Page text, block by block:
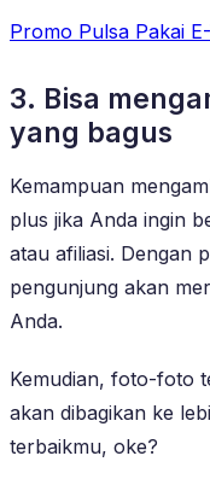
Promo Pulsa Pakai
3. Bisa
yang bagus
Kemampuan
plus jika Anda ingin
atau afiliasi. Dengan
pengunjung akan
Anda.
Kemudian, foto-foto
akan dibagikan ke
terbaikmu, oke?